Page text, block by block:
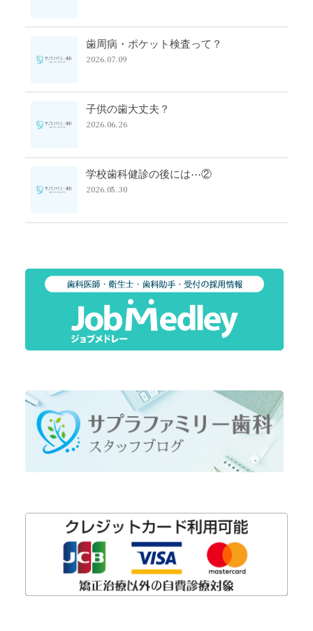
歯周病・ポケット検査って？
2026.07.09
子供の歯大丈夫？
2026.06.26
学校歯科健診の後には⋯②
2026.05.30